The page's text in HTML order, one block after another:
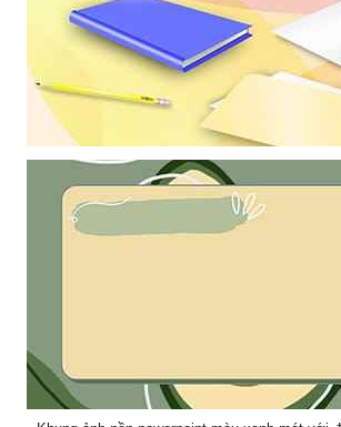
Khung ảnh nền powerpoint trang trí những